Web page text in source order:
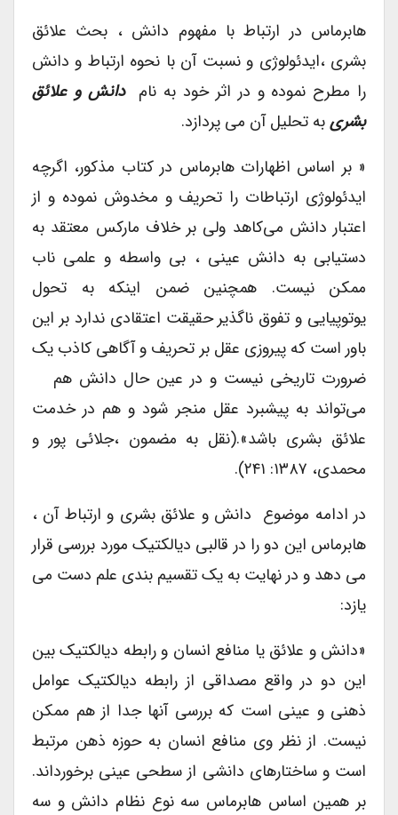
هابرماس در ارتباط با مفهوم دانش ، بحث علائق
بشری ،ایدئولوژی و نسبت آن با نحوه ارتباط و دانش
را مطرح نموده و در اثر خود به نام دانش و علائق
بشریبه تحلیل آن می پردازد.
« بر اساس اظهارات هابرماس در کتاب مذکور، اگرچه
ایدئولوژی ارتباطات را تحریف و مخدوش نموده و از
اعتبار دانش می‌کاهد ولی بر خلاف مارکس معتقد به
دستیابی به دانش عینی ، بی واسطه و علمی ناب
ممکن نیست. همچنین ضمن اینکه به تحول
یوتوپیایی و تفوق ناگذیر حقیقت اعتقادی ندارد بر این
باور است که پیروزی عقل بر تحریف و آگاهی کاذب یک
ضرورت تاریخی نیست و در عین حال دانش هم
می‌تواند به پیشبرد عقل منجر شود و هم در خدمت
علائق بشری باشد».(نقل به مضمون ،جلائی پور و
محمدی، ۱۳۸۷: ۲۴۱).
در ادامه موضوع دانش و علائق بشری و ارتباط آن ،
هابرماس این دو را در قالبی دیالکتیک مورد بررسی قرار
می دهد و در نهایت به یک تقسیم بندی علم دست می
یازد:
«دانش و علائق یا منافع انسان و رابطه دیالکتیک بین
این دو در واقع مصداقی از رابطه دیالکتیک عوامل
ذهنی و عینی است که بررسی آنها جدا از هم ممکن
نیست. از نظر وی منافع انسان به حوزه ذهن مرتبط
است و ساختارهای دانشی از سطحی عینی برخورداند.
بر همین اساس هابرماس سه نوع نظام دانش و سه